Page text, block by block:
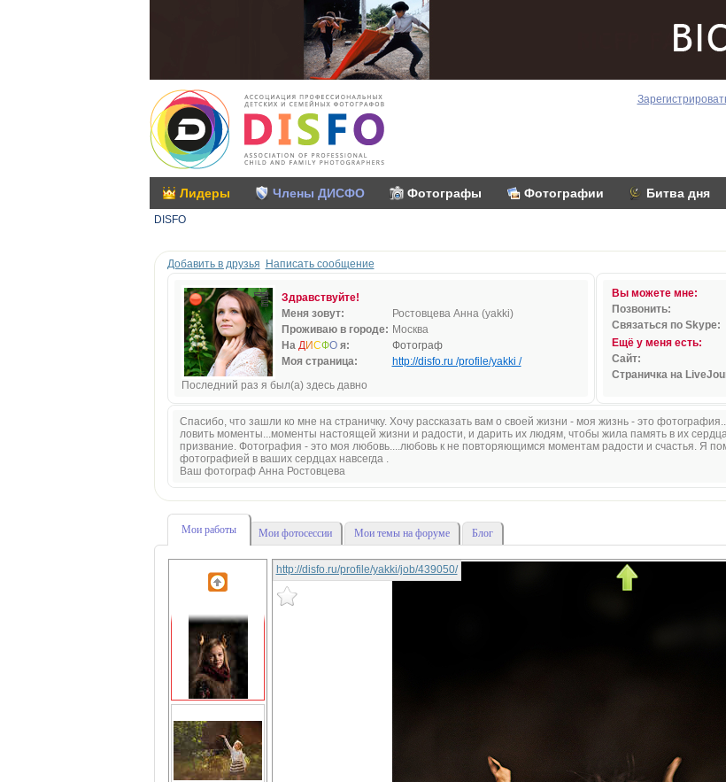
Лидеры Члены ДИСФО Фотографы Фотографии Битва дня
DISFO
Добавить в друзья Написать сообщение
Здравствуйте!
Меня зовут:
Ростовцева Анна (yakki)
Проживаю в городе: Москва
На ДИСФОя:
Фотограф
Моя страница:
http://disfo.ru /profile/yakki /
Последний раз я был(а) здесь давно
Вы можете мне:
Позвонить:
Связаться по Skype:
Ещё у меня есть:
Сайт:
Страничка на
Спасибо, что зашли ко мне на страничку. Хочу рассказать вам о своей жизни - моя жизнь - это
ловить моменты...моменты настоящей жизни и радости, и дарить их людям, чтобы жила память в их
призвание. Фотография - это моя любовь....любовь к не повторяющимся моментам радости и счастья. Я
фотографией в ваших сердцах навсегда .
Ваш фотограф Анна Ростовцева
Мои работы Мои фотосессии Мои темы на форуме Блог
http://disfo.ru/profile/yakki/job/439050/